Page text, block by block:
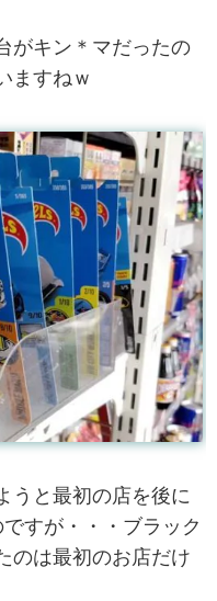
がキン＊マだったの
ますねｗ
うと最初の店を後に
すが・・・ブラック
のは最初のお店だけ